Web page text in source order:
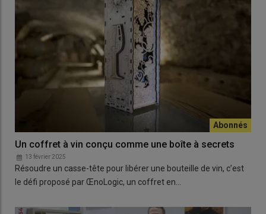
Un coffret à vin conçu comme une boîte à secrets
13 février 2025
Résoudre un casse-tête pour libérer une bouteille de vin, c’est
le défi proposé par ŒnoLogic, un coffret en…